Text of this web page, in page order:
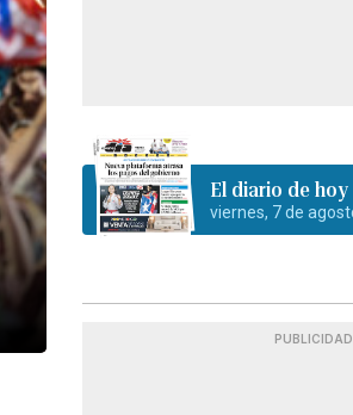
El diario de hoy
viernes, 7 de
PUBLICIDAD